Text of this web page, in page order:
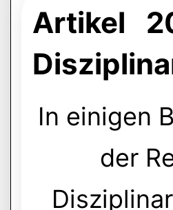
Artikel
In einigen
der